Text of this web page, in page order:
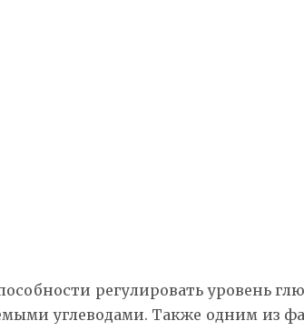
регулировать уровень
углеводами. Также одним из